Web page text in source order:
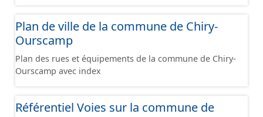
cohérence avec les adresses voisines ou sur le
bâtiment. Certaines positions peuvent être localisées à
la délivrance postale. Malgré l'attention portée à la
création de ces données, une adresse est soumise à
base de données.
Plan de ville de la commune de Chiry-
Ourscamp
Plan des rues et équipements de la commune de Chiry-
Ourscamp avec index
Référentiel Voies sur la commune de